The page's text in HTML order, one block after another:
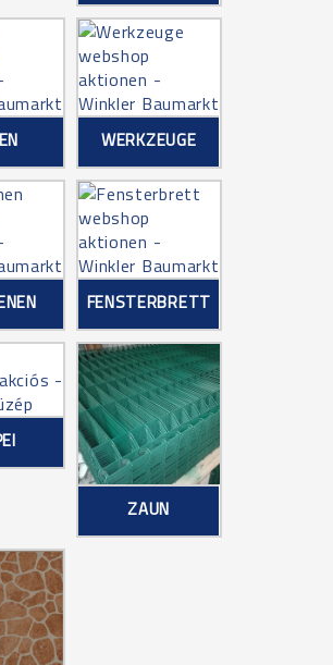
WERKZEUGE
FENSTERBRETT
ZAUN